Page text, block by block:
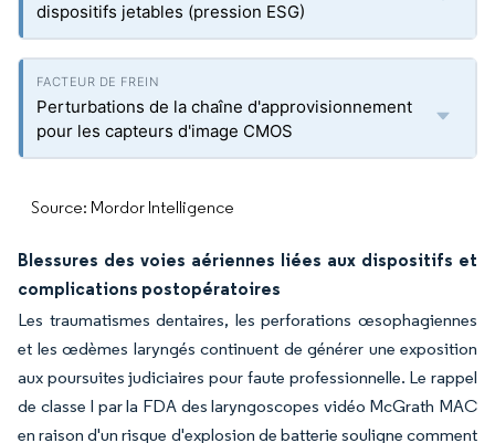
dispositifs jetables (pression ESG)
Perturbations de la chaîne d'approvisionnement
pour les capteurs d'image CMOS
Source: Mordor Intelligence
Blessures des voies aériennes liées aux dispositifs et
complications postopératoires
Les traumatismes dentaires, les perforations œsophagiennes
et les œdèmes laryngés continuent de générer une exposition
aux poursuites judiciaires pour faute professionnelle. Le rappel
de classe I par la FDA des laryngoscopes vidéo McGrath MAC
en raison d'un risque d'explosion de batterie souligne comment